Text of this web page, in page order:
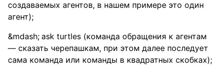
создаваемых агентов, в нашем примере это один
агент);
ask turtles (команда обращения к агентам
— сказать черепашкам, при этом далее последует
сама команда или команды в квадратных скобках);